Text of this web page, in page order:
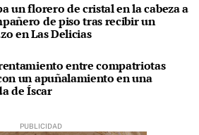
un florero de cristal en la cabeza a
de piso tras recibir un
en Las Delicias
entre compatriotas
un apuñalamiento en una
de Íscar